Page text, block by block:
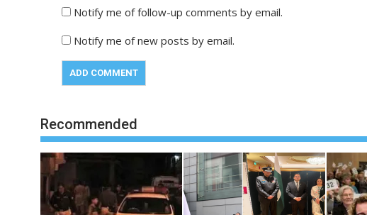
Notify me of follow-up comments by email.
Notify me of new posts by email.
Recommended